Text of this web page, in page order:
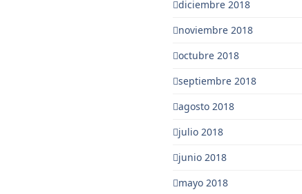
diciembre 2018
noviembre 2018
octubre 2018
septiembre 2018
agosto 2018
julio 2018
junio 2018
mayo 2018